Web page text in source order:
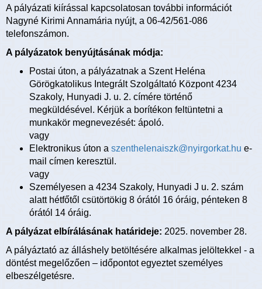
A pályázati kiírással kapcsolatosan további információt
Nagyné Kirimi Annamária nyújt, a 06-42/561-086
telefonszámon.
A pályázatok benyújtásának módja:
Postai úton, a pályázatnak a Szent Heléna
Görögkatolikus Integrált Szolgáltató Központ 4234
Szakoly, Hunyadi J. u. 2. címére történő
megküldésével. Kérjük a borítékon feltüntetni a
munkakör megnevezését: ápoló.
vagy
Elektronikus úton a szenthelenaiszk@nyirgorkat.hu e-
mail címen keresztül.
vagy
Személyesen a 4234 Szakoly, Hunyadi J u. 2. szám
alatt hétfőtől csütörtökig 8 órától 16 óráig, pénteken 8
órától 14 óráig.
A pályázat elbírálásának határideje: 2025. november 28.
A pályáztató az álláshely betöltésére alkalmas jelöltekkel - a
döntést megelőzően – időpontot egyeztet személyes
elbeszélgetésre.